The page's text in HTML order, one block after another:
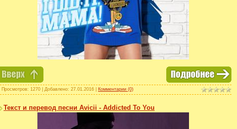
1270 | Добавлено: 27.01.2016 Комментарии (0)
Текст и перевод песни Avicii - Addicted To You